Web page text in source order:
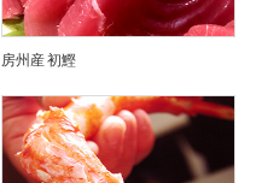
房州産 初鰹